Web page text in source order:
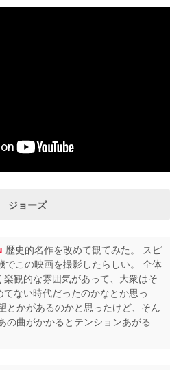
ジョーズ
歴史的名作を改めて観てみた。 スピ
でこの映画を撮影したらしい。 全体
楽観的な雰囲気があって、大衆はそ
てない時代だったのかなとか思っ
とかがあるのかと思ったけど、そん
の曲がかかるとテンションあがる